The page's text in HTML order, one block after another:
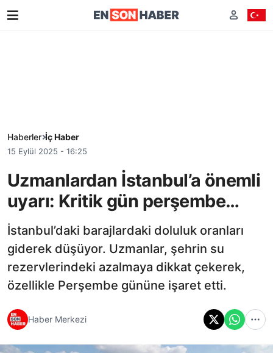
Haberler İç Haber
15 Eylül 2025 - 16:25
Uzmanlardan İstanbul’a önemli
uyarı: Kritik gün perşembe…
İstanbul’daki barajlardaki doluluk oranları
giderek düşüyor. Uzmanlar, şehrin su
rezervlerindeki azalmaya dikkat çekerek,
özellikle Perşembe gününe işaret etti.
Haber Merkezi